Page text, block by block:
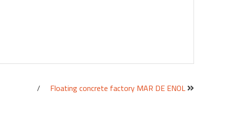
/ Floating concrete factory MAR DE ENOL